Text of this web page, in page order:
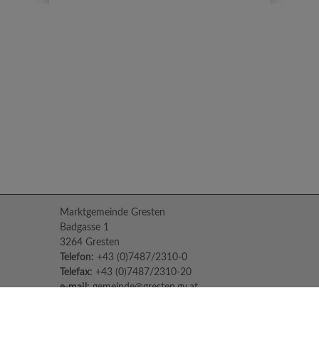
Marktgemeinde Gresten
Badgasse 1
3264 Gresten
Telefon: +43 (0)7487/2310-0
Telefax: +43 (0)7487/2310-20
e-mail: gemeinde@gresten.gv.at